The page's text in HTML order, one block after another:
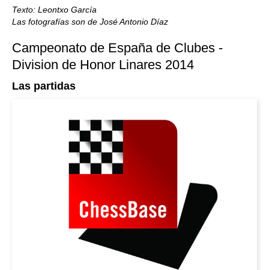
Texto: Leontxo García
Las fotografías son de José Antonio Díaz
Campeonato de España de Clubes -
Division de Honor Linares 2014
Las partidas